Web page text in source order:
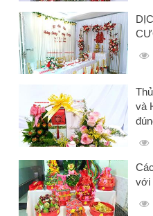
và
với